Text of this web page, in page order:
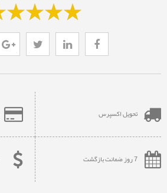
تحویل اکسپرس
7 روز ضمانت بازگشت